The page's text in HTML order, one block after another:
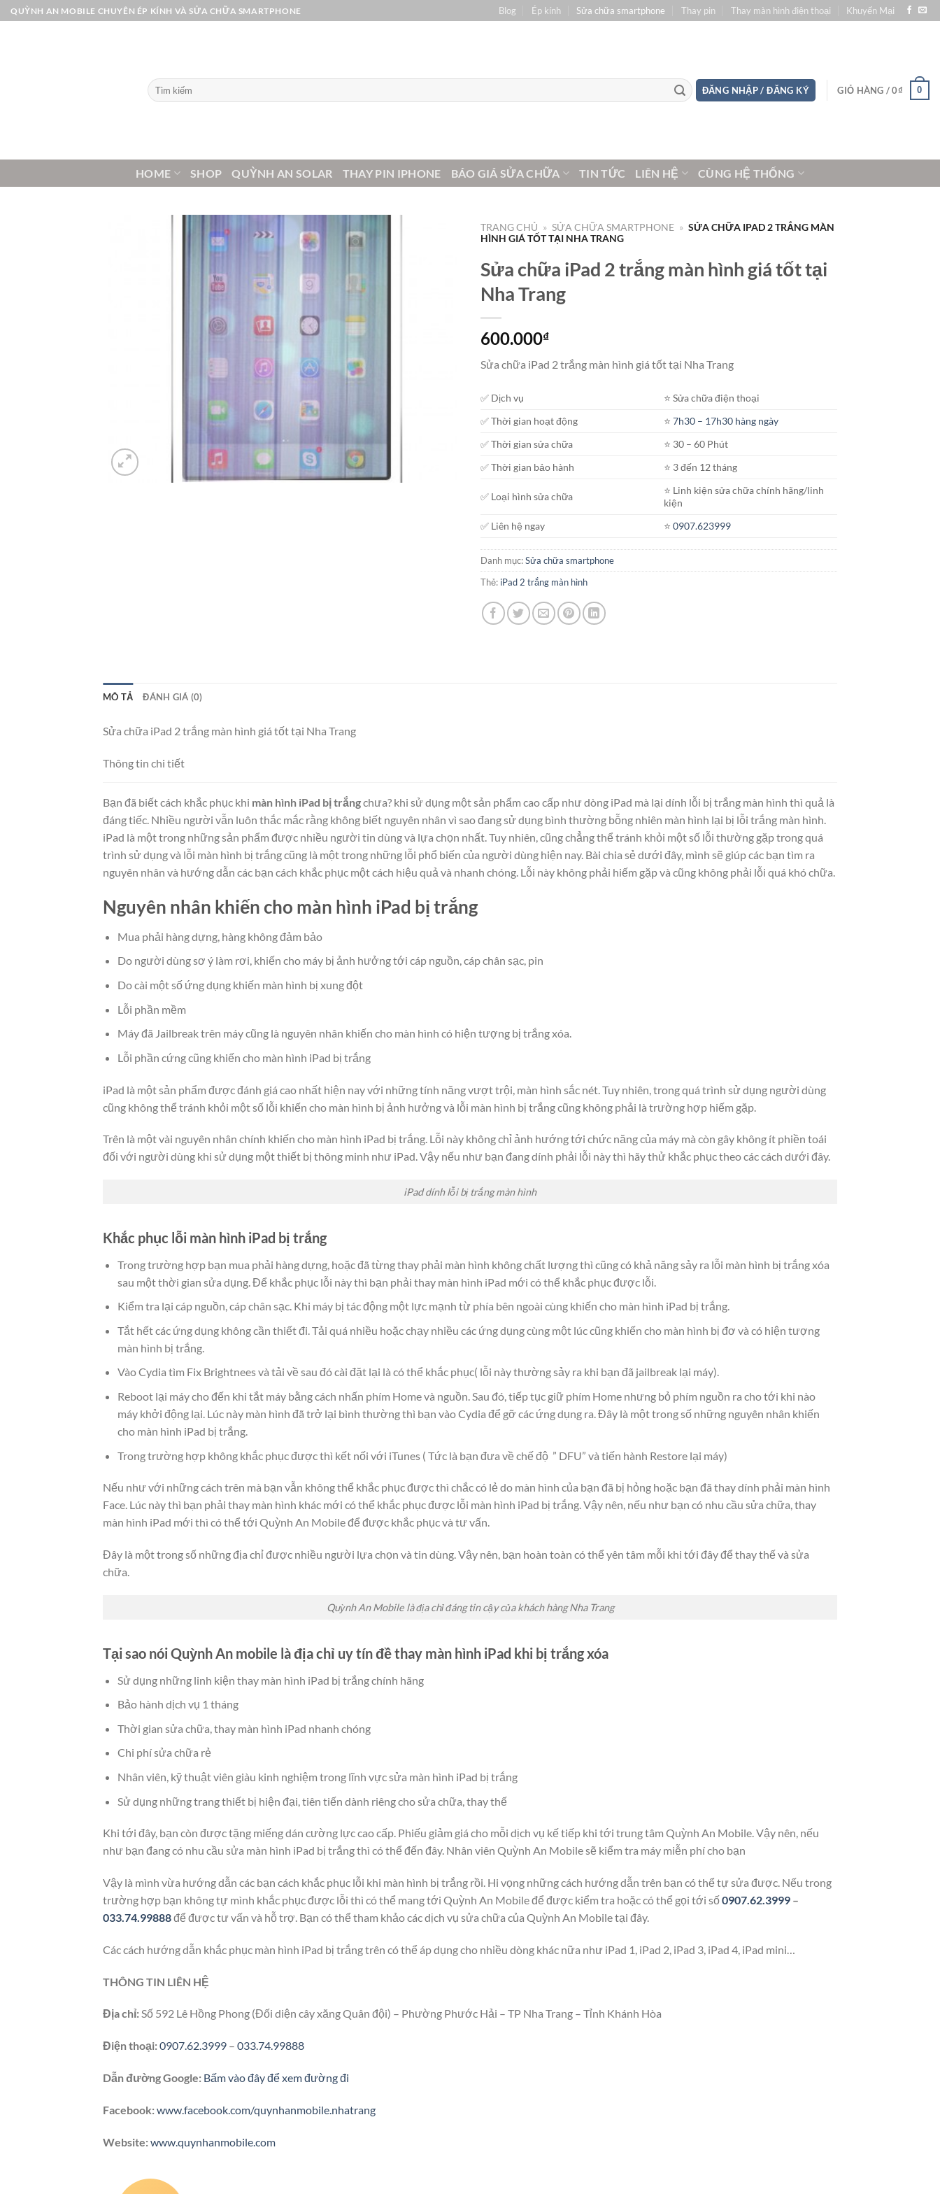
Bỏ
qua
QUỲNH AN MOBILE CHUYÊN ÉP KÍNH VÀ SỬA CHỮA SMARTPHONE Blog Ép kính Sửa chữa smartphone Thay pin Thay màn hình điện thoại Khuyến Mại
Tìm
kiếm:
ĐĂNG NHẬP / ĐĂNG KÝ GIỎ HÀNG /0₫ 0
HOME SHOP QUỲNH AN SOLAR THAY PIN IPHONE BÁO GIÁ SỬA CHỮA TIN TỨC LIÊN HỆ CÙNG HỆ THỐNG
TRANG CHỦ » SỬA CHỮA SMARTPHONE » SỬA CHỮA IPAD 2 TRẮNG MÀN
HÌNH GIÁ TỐT TẠI NHA TRANG
Sửa chữa iPad 2 trắng màn hình giá tốt tại
Nha Trang
600.000₫
Sửa chữa iPad 2 trắng màn hình giá tốt tại Nha Trang
✅ Dịch vụ
⭐️ Sửa chữa điện thoại
✅ Thời gian hoạt động
⭐️7h30 – 17h30 hàng ngày
✅ Thời gian sửa chữa
⭐️ 30 – 60 Phút
✅ Thời gian bảo hành
⭐️ 3 đến 12 tháng
✅ Loại hình sửa chữa
⭐️ Linh kiện sửa chữa chính hãng/linh
kiện
✅ Liên hệ ngay
⭐️0907.623999
Danh mục:Sửa chữa smartphone
Thẻ: iPad 2 trắng màn hình
MÔ TẢ ĐÁNH GIÁ (0)
Sửa chữa iPad 2 trắng màn hình giá tốt tại Nha Trang
Thông tin chi tiết
Bạn đã biết cách khắc phục khi màn hình iPad bị trắngchưa? khi sử dụng một sản phẩm cao cấp như dòng iPad mà lại dính lỗi bị trắng màn hình thì quả là
đáng tiếc. Nhiều người vẫn luôn thắc mắc rằng không biết nguyên nhân vì sao đang sử dụng bình thường bỗng nhiên màn hình lại bị lỗi trắng màn hình.
iPad là một trong những sản phẩm được nhiều người tin dùng và lựa chọn nhất. Tuy nhiên, cũng chẳng thể tránh khỏi một số lỗi thường gặp trong quá
trình sử dụng và lỗi màn hình bị trắng cũng là một trong những lỗi phổ biến của người dùng hiện nay. Bài chia sẻ dưới đây, mình sẽ giúp các bạn tìm ra
nguyên nhân và hướng dẫn các bạn cách khắc phục một cách hiệu quả và nhanh chóng. Lỗi này không phải hiếm gặp và cũng không phải lỗi quá khó chữa.
Nguyên nhân khiến cho màn hình iPad bị trắng
Mua phải hàng dựng, hàng không đảm bảo
Do người dùng sơ ý làm rơi, khiến cho máy bị ảnh hưởng tới cáp nguồn, cáp chân sạc, pin
Do cài một số ứng dụng khiến màn hình bị xung đột
Lỗi phần mềm
Máy đã Jailbreak trên máy cũng là nguyên nhân khiến cho màn hình có hiện tượng bị trắng xóa.
Lỗi phần cứng cũng khiến cho màn hình iPad bị trắng
iPad là một sản phẩm được đánh giá cao nhất hiện nay với những tính năng vượt trội, màn hình sắc nét. Tuy nhiên, trong quá trình sử dụng người dùng
cũng không thể tránh khỏi một số lỗi khiến cho màn hình bị ảnh hưởng và lỗi màn hình bị trắng cũng không phải là trường hợp hiếm gặp.
Trên là một vài nguyên nhân chính khiến cho màn hình iPad bị trắng. Lỗi này không chỉ ảnh hướng tới chức năng của máy mà còn gây không ít phiền toái
đối với người dùng khi sử dụng một thiết bị thông minh như iPad. Vậy nếu như bạn đang dính phải lỗi này thì hãy thử khắc phục theo các cách dưới đây.
iPad dính lỗi bị trắng màn hình
Khắc phục lỗi màn hình iPad bị trắng
Trong trường hợp bạn mua phải hàng dựng, hoặc đã từng thay phải màn hình không chất lượng thì cũng có khả năng sảy ra lỗi màn hình bị trắng xóa
sau một thời gian sửa dụng. Để khắc phục lỗi này thì bạn phải thay màn hình iPad mới có thể khắc phục được lỗi.
Kiểm tra lại cáp nguồn, cáp chân sạc. Khi máy bị tác động một lực mạnh từ phía bên ngoài cùng khiến cho màn hình iPad bị trắng.
Tắt hết các ứng dụng không cần thiết đi. Tải quá nhiều hoặc chạy nhiều các ứng dụng cùng một lúc cũng khiến cho màn hình bị đơ và có hiện tượng
màn hình bị trắng.
Vào Cydia tìm Fix Brightnees và tải về sau đó cài đặt lại là có thể khắc phục( lỗi này thường sảy ra khi bạn đã jailbreak lại máy).
Reboot lại máy cho đến khi tắt máy bằng cách nhấn phím Home và nguồn. Sau đó, tiếp tục giữ phím Home nhưng bỏ phím nguồn ra cho tới khi nào
máy khởi động lại. Lúc này màn hình đã trở lại bình thường thì bạn vào Cydia để gỡ các ứng dụng ra. Đây là một trong số những nguyên nhân khiến
cho màn hình iPad bị trắng.
Trong trường hợp không khắc phục được thì kết nối với iTunes ( Tức là bạn đưa về chế độ ” DFU” và tiến hành Restore lại máy)
Nếu như với những cách trên mà bạn vẫn không thể khắc phục được thì chắc có lẻ do màn hình của bạn đã bị hỏng hoặc bạn đã thay dính phải màn hình
Face. Lúc này thì bạn phải thay màn hình khác mới có thể khắc phục được lỗi màn hình iPad bị trắng. Vậy nên, nếu như bạn có nhu cầu sửa chữa, thay
màn hình iPad mới thì có thể tới Quỳnh An Mobile để được khắc phục và tư vấn.
Đây là một trong số những địa chỉ được nhiều người lựa chọn và tin dùng. Vậy nên, bạn hoàn toàn có thể yên tâm mỗi khi tới đây để thay thế và sửa
chữa.
Quỳnh An Mobile là địa chỉ đáng tin cậy của khách hàng Nha Trang
Tại sao nói Quỳnh An mobile là địa chỉ uy tín đề thay màn hình iPad khi bị trắng xóa
Sử dụng những linh kiện thay màn hình iPad bị trắng chính hãng
Bảo hành dịch vụ 1 tháng
Thời gian sửa chữa, thay màn hình iPad nhanh chóng
Chi phí sửa chữa rẻ
Nhân viên, kỹ thuật viên giàu kinh nghiệm trong lĩnh vực sửa màn hình iPad bị trắng
Sử dụng những trang thiết bị hiện đại, tiên tiến dành riêng cho sửa chữa, thay thế
Khi tới đây, bạn còn được tặng miếng dán cường lực cao cấp. Phiếu giảm giá cho mỗi dịch vụ kế tiếp khi tới trung tâm Quỳnh An Mobile. Vậy nên, nếu
như bạn đang có nhu cầu sửa màn hình iPad bị trắng thì có thể đến đây. Nhân viên Quỳnh An Mobile sẽ kiểm tra máy miễn phí cho bạn
Vậy là mình vừa hướng dẫn các bạn cách khắc phục lỗi khi màn hình bị trắng rồi. Hi vọng những cách hướng dẫn trên bạn có thể tự sửa được. Nếu trong
trường hợp bạn không tự mình khắc phục được lỗi thì có thể mang tới Quỳnh An Mobile để được kiểm tra hoặc có thể gọi tới số0907.62.3999 –
033.74.99888để được tư vấn và hỗ trợ. Bạn có thể tham khảo các dịch vụ sửa chữa của Quỳnh An Mobile tại đây.
Các cách hướng dẫn khắc phục màn hình iPad bị trắng trên có thể áp dụng cho nhiều dòng khác nữa như iPad 1, iPad 2, iPad 3, iPad 4, iPad mini…
THÔNG TIN LIÊN HỆ
Địa chỉ:Số 592 Lê Hồng Phong (Đối diện cây xăng Quân đội) – Phường Phước Hải – TP Nha Trang – Tỉnh Khánh Hòa
Điện thoại:0907.62.3999 – 033.74.99888
Dẫn đường Google: Bấm vào đây để xem đường đi
Facebook:www.facebook.com/quynhanmobile.nhatrang
Website:www.quynhanmobile.com